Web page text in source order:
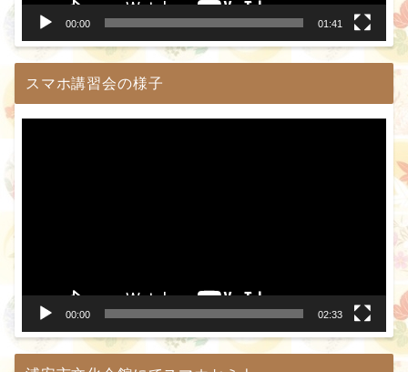
00:00 01:41
スマホ講習会の様子
00:00 02:33